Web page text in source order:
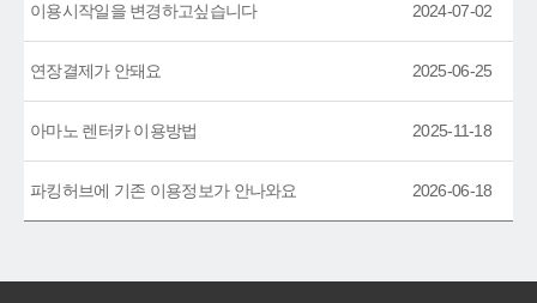
이용시작일을 변경하고싶습니다 2024-07-02
연장결제가 안돼요 2025-06-25
아마노 렌터카 이용방법 2025-11-18
파킹허브에 기존 이용정보가 안나와요 2026-06-18